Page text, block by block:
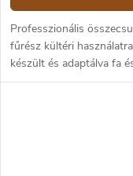
Professzionális
fűrész kültéri használatra
készült és adaptálva fa
vágására. Különösen